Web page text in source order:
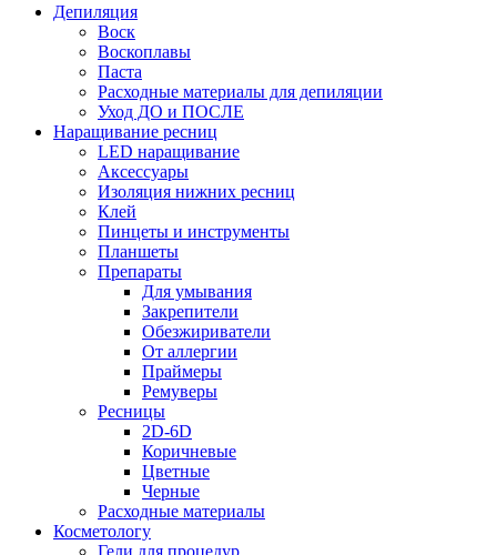
Депиляция
Воск
Воскоплавы
Паста
Расходные материалы для депиляции
Уход ДО и ПОСЛЕ
Наращивание ресниц
LED наращивание
Аксессуары
Изоляция нижних ресниц
Клей
Пинцеты и инструменты
Планшеты
Препараты
Для умывания
Закрепители
Обезжириватели
От аллергии
Праймеры
Ремуверы
Ресницы
2D-6D
Коричневые
Цветные
Черные
Расходные материалы
Косметологу
Гели для процедур